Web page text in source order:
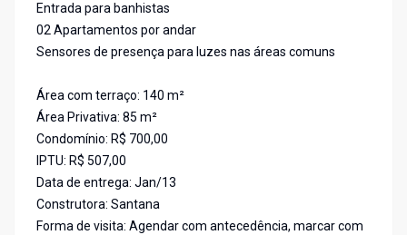
Entrada para banhistas
02 Apartamentos por andar
Sensores de presença para luzes nas áreas comuns
Área com terraço: 140 m²
Área Privativa: 85 m²
Condomínio: R$ 700,00
IPTU: R$ 507,00
Data de entrega: Jan/13
Construtora: Santana
Forma de visita: Agendar com antecedência, marcar com